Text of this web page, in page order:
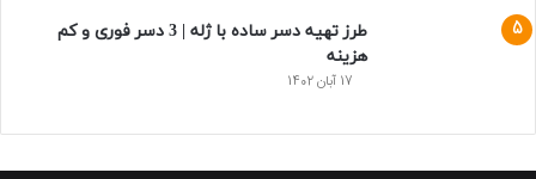
طرز تهیه دسر ساده با ژله | 3 دسر فوری و کم
هزینه
17 آبان 1402